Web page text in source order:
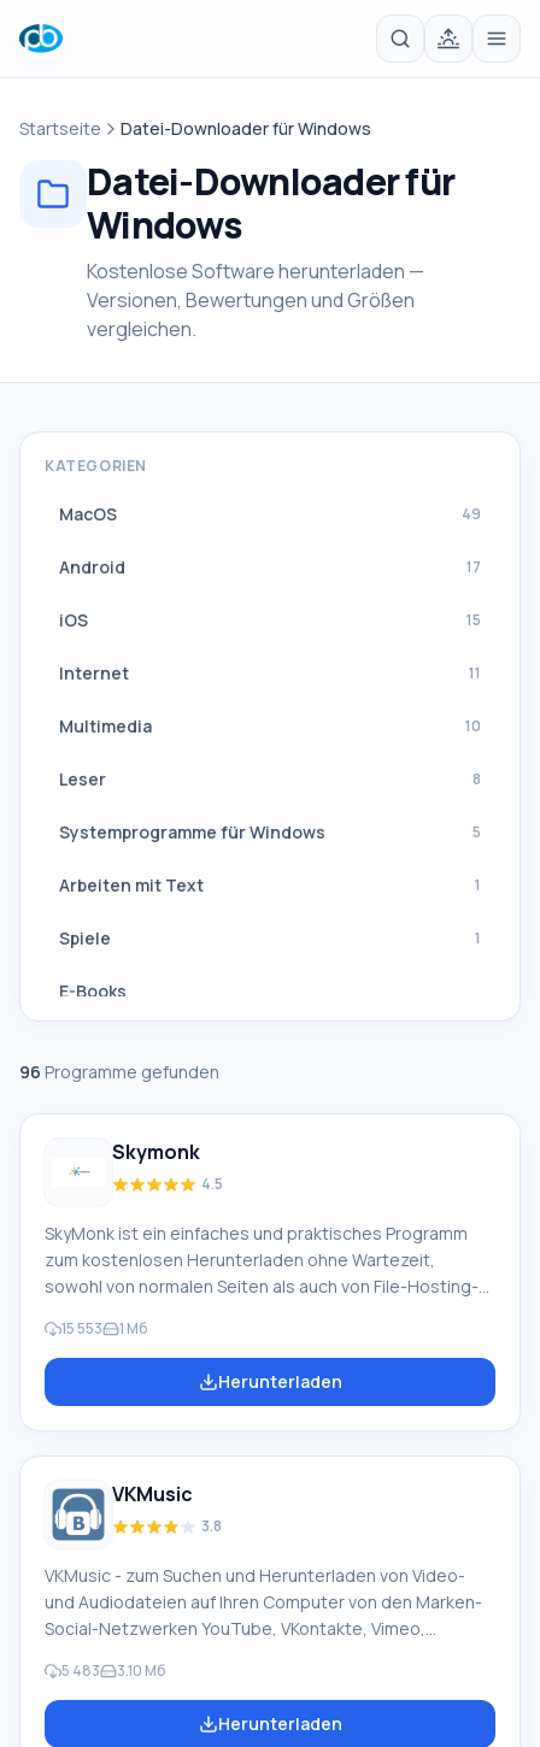
Startseite Datei-Downloader für Windows
Datei-Downloader für
Windows
Kostenlose Software herunterladen —
Versionen, Bewertungen und Größen
vergleichen.
KATEGORIEN
MacOS 49
Android 17
iOS 15
Internet 11
Multimedia 10
Leser 8
Systemprogramme für Windows 5
Arbeiten mit Text 1
Spiele 1
E-Books
Alle Übersetzer
96 Programme gefunden
Skymonk
4.5
SkyMonk ist ein einfaches und praktisches Programm
zum kostenlosen Herunterladen ohne Wartezeit,
sowohl von normalen Seiten als auch von File-Hosting-
Mit SkyMonk 2.20 können Sie Dateien herunterladen und
auf einen File-Hosting-Dienst hochladen. Das Programm
unterstützt einen kostenpflichtigen Download-Modus
Dateien ohne den Kauf von Premium-Konten oder Gold,
mit der Möglichkeit, unterbrochene Verbindungen
15 553 1 Мб
Herunterladen
VKMusic
3.8
VKMusic - zum Suchen und Herunterladen von Video-
und Audiodateien auf Ihren Computer von den Marken-
Social-Netzwerken YouTube, VKontakte, Vimeo,
Uploading.Com. Video-Downloads werden auf Seiten
wie smotri.com, intv.ru, video.google.com,
video.bigmir.net, a1tv.ru, tnt-tv.ru und anderen
5 483 3.10 Мб
Herunterladen